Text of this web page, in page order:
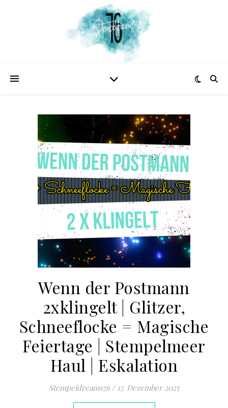
Wenn der Postmann
2xklingelt | Glitzer,
Schneeflocke = Magische
Feiertage | Stempelmeer
Haul | Eskalation
Stempeldreams76 / 17. Dezember 2025